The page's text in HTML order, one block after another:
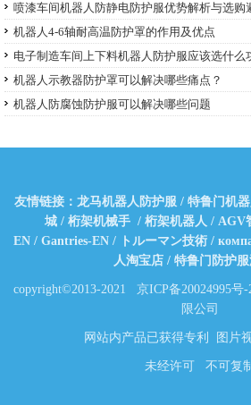
喷漆车间机器人防静电防护服优势解析与选购
机器人4-6轴耐高温防护罩的作用及优点
电子制造车间上下料机器人防护服应该选什么
机器人示教器防护罩可以解决哪些痛点？
机器人防腐蚀防护服可以解决哪些问题
友情链接： 龙马机器人防护服 / 特鲁门机
城 / 桁架机械手 / 桁架机器人 / AGV
EN / Gantries-EN / トルーマン技術 /
人淘宝店 / 特鲁门防护
copyright©2013-2021 京ICP备20024995号-
限公司
网站内产品已获得专利 图片
未经许可 不可复